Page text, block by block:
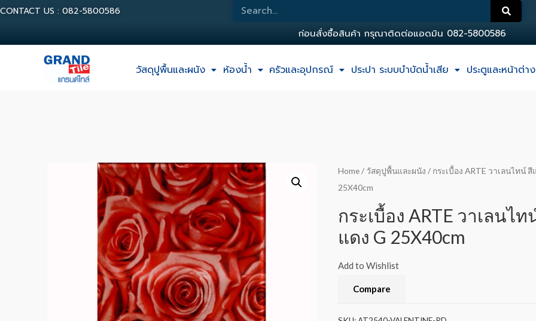
CONTACT US : 082-5800586
กอนสงซอสนคา กรณาตดตอแอดมน 082-5800586
วัสดุปูพื้นและผนัง ห้องน้ำ ครัวและอุปกรณ์ ประปา ระบบบำบัดน้ำเสีย ประตูและหน้าต่าง
Home/ วัสดุปูพื้นและผนัง / กระเบื้อง ARTE วาเลนไทน์ สี
25X40cm
กระเบื้อง ARTE วาเลนไท
แดง G 25X40cm
Add to Wishlist
Compare